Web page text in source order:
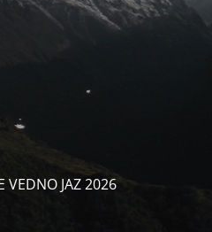
VEDNO JAZ 2026